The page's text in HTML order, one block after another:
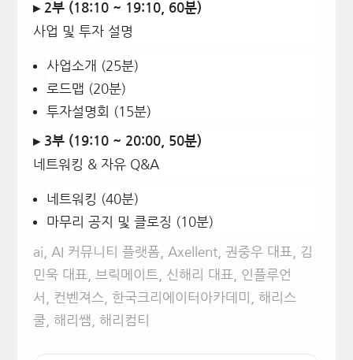
▸ 2부 (18:10 ~ 19:10, 60분)
사업 및 투자 설명
사업소개 (25분)
로드맵 (20분)
투자설명회 (15분)
▸ 3부 (19:10 ~ 20:00, 50분)
네트워킹 & 자유 Q&A
네트워킹 (40분)
마무리 공지 및 클로징 (10분)
ai AI 커뮤니티 플랫폼, Axellent, 권중우 대표
김
민욱 대표
브릭메이트 신해리 대표
인플루언
서
컨벤져스 한국크리에이터아카데미
해리스
쿨, 해리쌤 해리컴티